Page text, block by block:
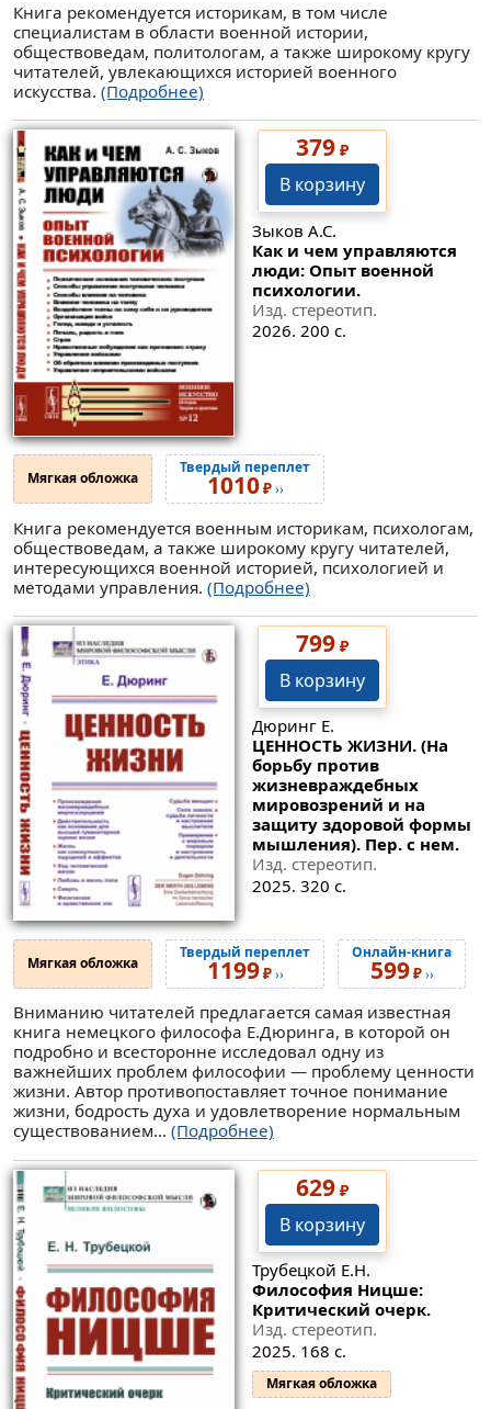
Книга рекомендуется историкам, в том числе
специалистам в области военной истории,
обществоведам, политологам, а также широкому кругу
читателей, увлекающихся историей военного
искусства. (Подробнее)
379₽
В корзину
Зыков А.С.
Как и чем управляются
люди: Опыт военной
психологии.
Изд. стереотип.
2026. 200 с.
Мягкая обложка
Твердый переплет
1010₽››
Книга рекомендуется военным историкам, психологам,
обществоведам, а также широкому кругу читателей,
интересующихся военной историей, психологией и
методами управления. (Подробнее)
799₽
В корзину
Дюринг Е.
ЦЕННОСТЬ ЖИЗНИ. (На
борьбу против
жизневраждебных
мировозрений и на
защиту здоровой формы
мышления). Пер. с нем.
Изд. стереотип.
2025. 320 с.
Мягкая обложка
Твердый переплет
1199₽››
Онлайн-книга
599₽››
Вниманию читателей предлагается самая известная
книга немецкого философа Е.Дюринга, в которой он
подробно и всесторонне исследовал одну из
важнейших проблем философии — проблему ценности
жизни. Автор противопоставляет точное понимание
жизни, бодрость духа и удовлетворение нормальным
существованием... (Подробнее)
629₽
В корзину
Трубецкой Е.Н.
Философия Ницше:
Критический очерк.
Изд. стереотип.
2025. 168 с.
Мягкая обложка